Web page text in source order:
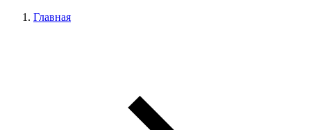
Главная